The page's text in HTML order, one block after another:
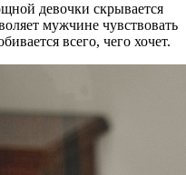
девочки скрывается
мужчине чувствовать
всего, чего хочет.